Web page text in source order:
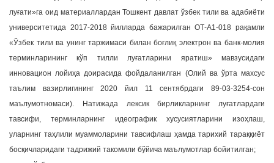
луғати»га оид материаллардан Тошкент давлат ўзбек тили ва адабиёти
университетида 2017-2018 йилларда бажарилган ОТ-А1-018 рақамли
«Ўзбек тили ва унинг таржимаси билан боғлиқ электрон ва банк-молия
терминларининг кўп тилли луғатларини яратиш» мавзусидаги
инновацион лойиҳа доирасида фойдаланилган (Олий ва ўрта махсус
таълим вазирлигининг 2020 йил 11 сентябрдаги 89-03-3254-сон
маълумотномаси). Натижада лексик бирликларнинг луғатлардаги
тавсифи, терминларнинг идеографик хусусиятларини изоҳлаш,
уларнинг таҳлили муаммоларини тавсифлаш ҳамда тарихий тараққиёт
босқичларидаги тадрижий такомили бўйича маълумотлар бойитилган;